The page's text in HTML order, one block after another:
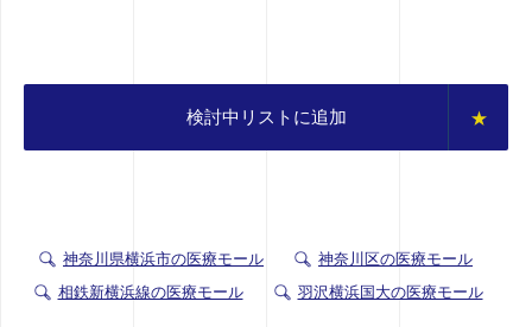
検討中リストに追加
神奈川県横浜市の医療モール
神奈川区の医療モール
相鉄新横浜線の医療モール
羽沢横浜国大の医療モール